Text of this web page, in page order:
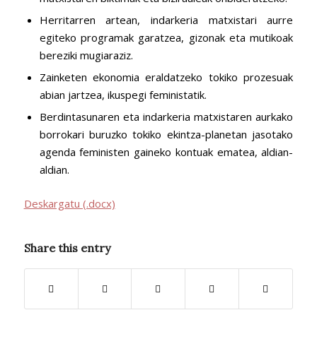
Herritarren artean, indarkeria matxistari aurre
egiteko programak garatzea, gizonak eta mutikoak
bereziki mugiaraziz.
Zainketen ekonomia eraldatzeko tokiko prozesuak
abian jartzea, ikuspegi feministatik.
Berdintasunaren eta indarkeria matxistaren aurkako
borrokari buruzko tokiko ekintza-planetan jasotako
agenda feministen gaineko kontuak ematea, aldian-
aldian.
Deskargatu (.docx)
Share this entry